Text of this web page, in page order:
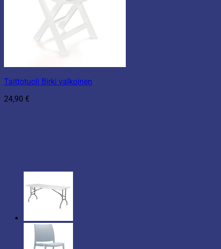
Taittotuoli Birki valkoinen
24,90 €